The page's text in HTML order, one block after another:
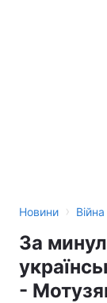
Новини › Війна
За
-